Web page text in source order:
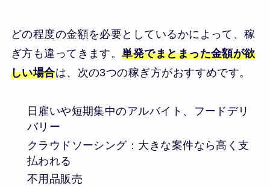
どの程度の金額を必要としているかによって、稼
ぎ方も違ってきます。単発でまとまった金額が欲
しい場合は、次の3つの稼ぎ方がおすすめです。
日雇いや短期集中のアルバイト、フードデリ
バリー
クラウドソーシング：大きな案件なら高く支
払われる
不用品販売